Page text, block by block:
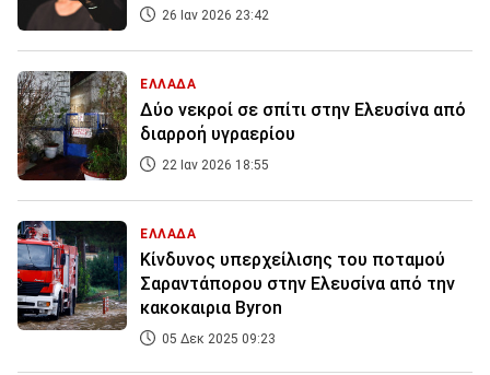
26 Ιαν 2026 23:42
ΕΛΛΑΔΑ
Δύο νεκροί σε σπίτι στην Ελευσίνα από
διαρροή υγραερίου
22 Ιαν 2026 18:55
ΕΛΛΑΔΑ
Κίνδυνος υπερχείλισης του ποταμού
Σαραντάπορου στην Ελευσίνα από την
κακοκαιρια Byron
05 Δεκ 2025 09:23